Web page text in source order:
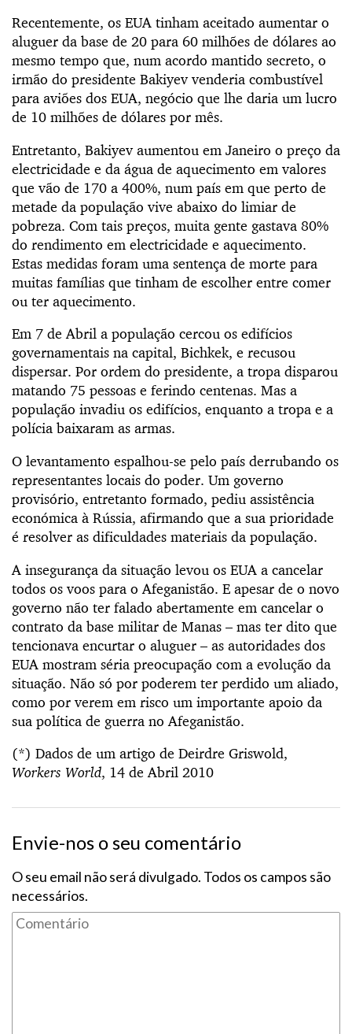
Recentemente, os EUA tinham aceitado aumentar o
aluguer da base de 20 para 60 milhões de dólares ao
mesmo tempo que, num acordo mantido secreto, o
irmão do presidente Bakiyev venderia combustível
para aviões dos EUA, negócio que lhe daria um lucro
de 10 milhões de dólares por mês.
Entretanto, Bakiyev aumentou em Janeiro o preço da
electricidade e da água de aquecimento em valores
que vão de 170 a 400%, num país em que perto de
metade da população vive abaixo do limiar de
pobreza. Com tais preços, muita gente gastava 80%
do rendimento em electricidade e aquecimento.
Estas medidas foram uma sentença de morte para
muitas famílias que tinham de escolher entre comer
ou ter aquecimento.
Em 7 de Abril a população cercou os edifícios
governamentais na capital, Bichkek, e recusou
dispersar. Por ordem do presidente, a tropa disparou
matando 75 pessoas e ferindo centenas. Mas a
população invadiu os edifícios, enquanto a tropa e a
polícia baixaram as armas.
O levantamento espalhou-se pelo país derrubando os
representantes locais do poder. Um governo
provisório, entretanto formado, pediu assistência
económica à Rússia, afirmando que a sua prioridade
é resolver as dificuldades materiais da população.
A insegurança da situação levou os EUA a cancelar
todos os voos para o Afeganistão. E apesar de o novo
governo não ter falado abertamente em cancelar o
contrato da base militar de Manas – mas ter dito que
tencionava encurtar o aluguer – as autoridades dos
EUA mostram séria preocupação com a evolução da
situação. Não só por poderem ter perdido um aliado,
como por verem em risco um importante apoio da
sua política de guerra no Afeganistão.
(*) Dados de um artigo de Deirdre Griswold,
Workers World, 14 de Abril 2010
Envie-nos o seu comentário
O seu email não será divulgado. Todos os campos são
necessários.